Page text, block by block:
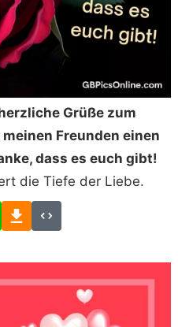
Grüße zum
Freunden einen
dass es euch gibt!
die Tiefe der Liebe.